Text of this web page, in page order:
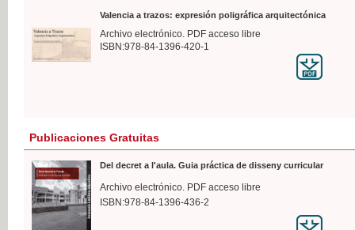
Valencia a trazos: expresión poligráfica arquitectónica
Archivo electrónico. PDF acceso libre
ISBN:978-84-1396-420-1
Publicaciones Gratuitas
Del decret a l'aula. Guia práctica de disseny curricular
Archivo electrónico. PDF acceso libre
ISBN:978-84-1396-436-2